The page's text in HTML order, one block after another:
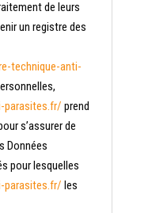
de leurs
un registre des
technique-anti-
parasites.fr/ prend
s’assurer de
Données
pour lesquelles
parasites.fr/ les